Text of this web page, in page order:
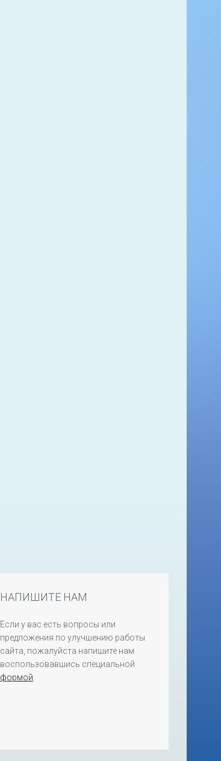
НАПИШИТЕ НАМ
Если у вас есть вопросы или
предложения по улучшению работы
сайта, пожалуйста напишите нам
воспользовавшись специальной
формой